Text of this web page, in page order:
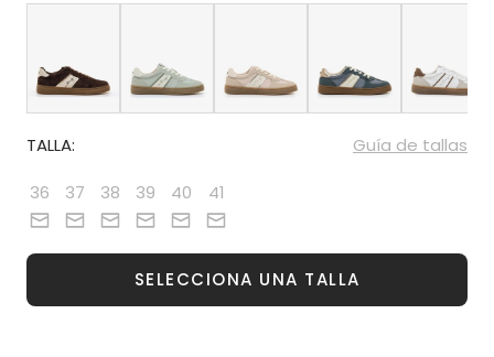
TALLA: Guía de tallas
36 37 38 39 40 41
SELECCIONA UNA TALLA